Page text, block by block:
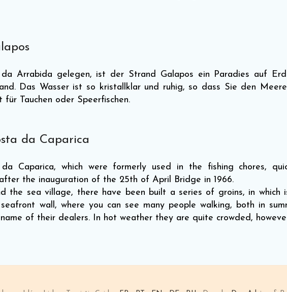
Arrabida gelegen, ist der Strand Galapos ein Paradies auf
Das Wasser ist so kristallklar und ruhig, so dass Sie den
Tauchen oder Speerfischen.
da Caparica
Caparica, which were formerly used in the fishing chores,
the inauguration of the 25th of April Bridge in 1966.
the sea village, there have been built a series of groins, in which
wall, where you can see many people walking, both in
of their dealers. In hot weather they are quite crowded,